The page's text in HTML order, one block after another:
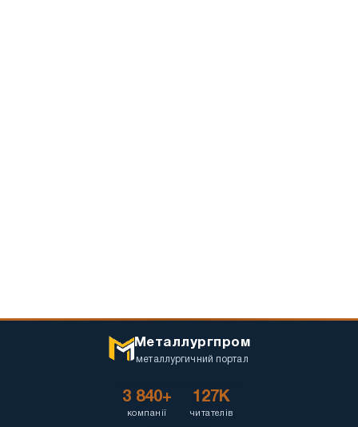
Металлургпром
металлургичний портал
3 840+
компанії
127K
читателів